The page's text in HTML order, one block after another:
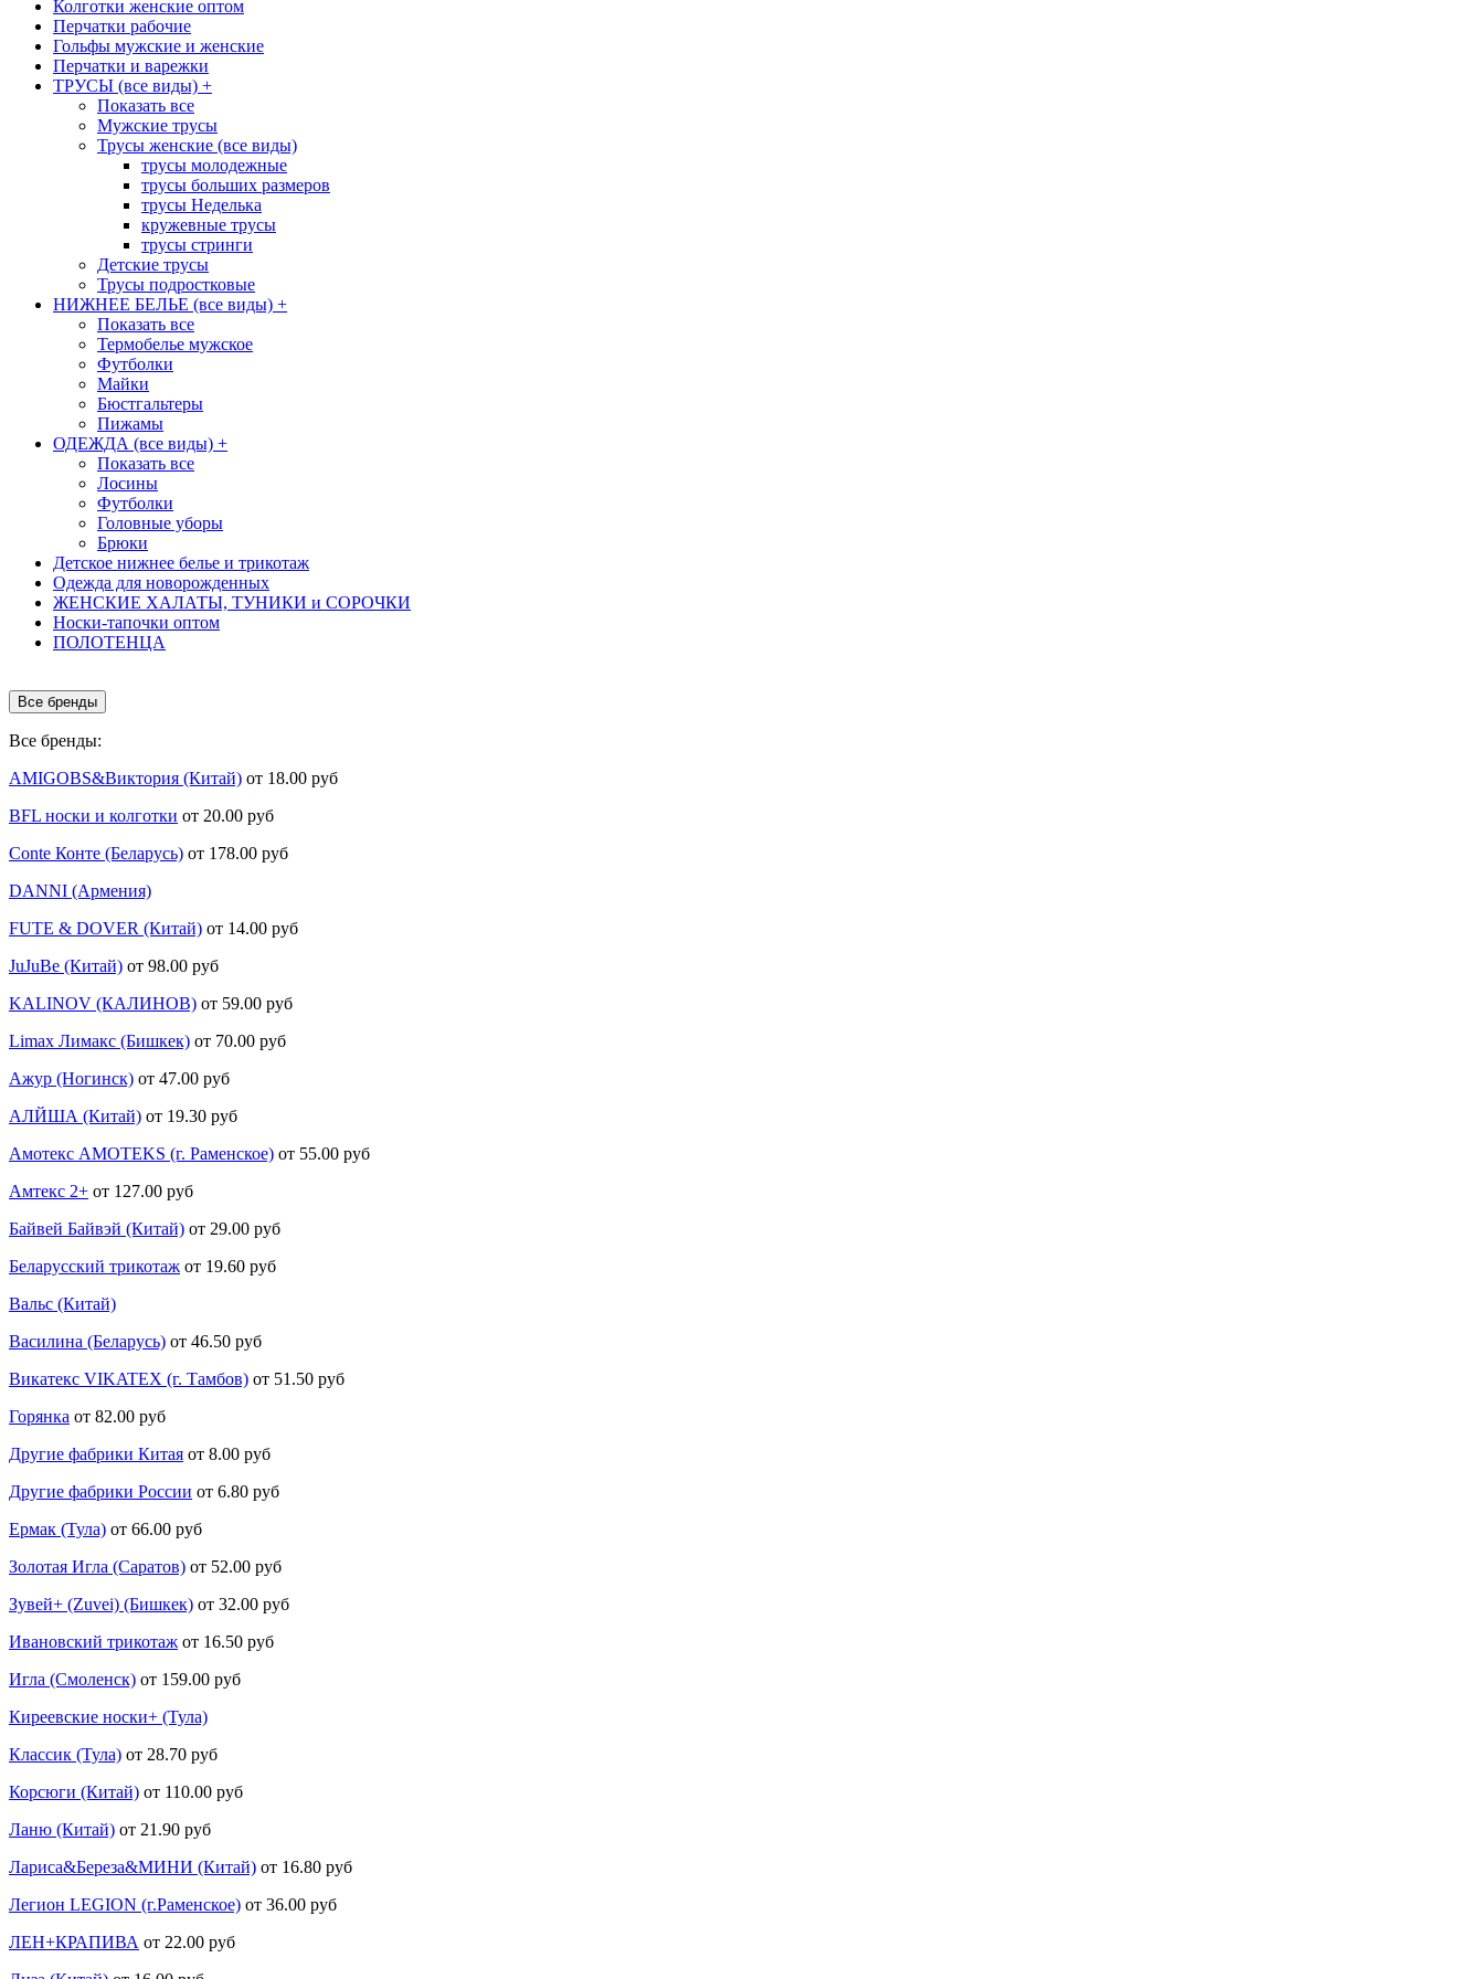
Колготки женские оптом
Перчатки рабочие
Гольфы мужские и женские
Перчатки и варежки
ТРУСЫ (все виды) +
Показать все
Мужские трусы
Трусы женские (все виды)
трусы молодежные
трусы больших размеров
трусы Неделька
кружевные трусы
трусы стринги
Детские трусы
Трусы подростковые
НИЖНЕЕ БЕЛЬЕ (все виды) +
Показать все
Термобелье мужское
Футболки
Майки
Бюстгальтеры
Пижамы
ОДЕЖДА (все виды) +
Показать все
Лосины
Футболки
Головные уборы
Брюки
Детское нижнее белье и трикотаж
Одежда для новорожденных
ЖЕНСКИЕ ХАЛАТЫ, ТУНИКИ и СОРОЧКИ
Носки-тапочки оптом
ПОЛОТЕНЦА
Все бренды
Все бренды:
AMIGOBS&Виктория (Китай) от 18.00 руб
BFL носки и колготки от 20.00 руб
Conte Конте (Беларусь) от 178.00 руб
DANNI (Армения)
FUTE & DOVER (Китай) от 14.00 руб
JuJuBe (Китай) от 98.00 руб
KALINOV (КАЛИНОВ) от 59.00 руб
Limax Лимакс (Бишкек) от 70.00 руб
Ажур (Ногинск) от 47.00 руб
АЛЙША (Китай) от 19.30 руб
Амотекс AMOTEKS (г. Раменское) от 55.00 руб
Амтекс 2+ от 127.00 руб
Байвей Байвэй (Китай) от 29.00 руб
Беларусский трикотаж от 19.60 руб
Вальс (Китай)
Василина (Беларусь) от 46.50 руб
Викатекс VIKATEX (г. Тамбов) от 51.50 руб
Горянка от 82.00 руб
Другие фабрики Китая от 8.00 руб
Другие фабрики России от 6.80 руб
Ермак (Тула) от 66.00 руб
Золотая Игла (Саратов) от 52.00 руб
Зувей+ (Zuvei) (Бишкек) от 32.00 руб
Ивановский трикотаж от 16.50 руб
Игла (Смоленск) от 159.00 руб
Киреевские носки+ (Тула)
Классик (Тула) от 28.70 руб
Корсюги (Китай) от 110.00 руб
Ланю (Китай) от 21.90 руб
Лариса&Береза&МИНИ (Китай) от 16.80 руб
Легион LEGION (г.Раменское) от 36.00 руб
ЛЕН+КРАПИВА от 22.00 руб